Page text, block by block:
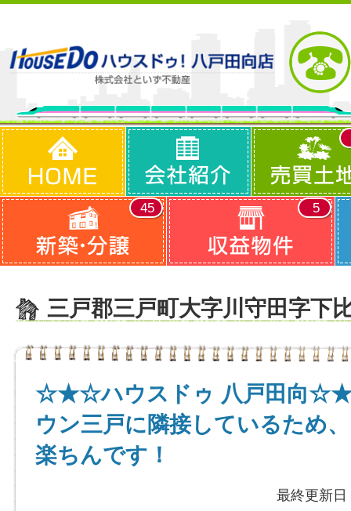
45 5
三戸郡三戸町大字川守田字下
☆★☆ハウスドゥ 八戸田向
ウン三戸に隣接しているため
楽ちんです！
最終更新